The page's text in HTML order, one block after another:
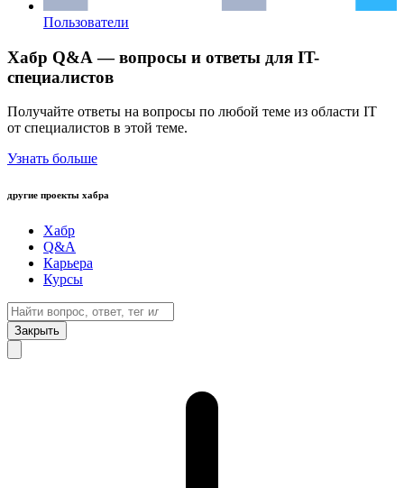
Пользователи
Хабр Q&A — вопросы и ответы для IT-
специалистов
Получайте ответы на вопросы по любой теме из области IT
от специалистов в этой теме.
Узнать больше
другие проекты хабра
Хабр
Q&A
Карьера
Курсы
Закрыть